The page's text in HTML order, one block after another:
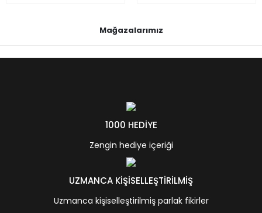
Mağazalarımız
1000 HEDİYE
Zengin hediye içeriği
UZMANCA KİŞİSELLEŞTİRİLMİŞ
Uzmanca kişiselleştirilmiş parlak fikirler